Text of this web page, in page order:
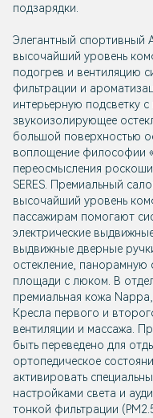
подзарядки.
Элегантный спортивный
высочайший уровень
подогрев и вентиляцию
фильтрации и
интерьерную подсветку
звукоизолирующее
большой поверхностью
воплощение философии
переосмысления
SERES. Премиальный
высочайший уровень
пассажирам помогают
электрические
выдвижные дверные
остекление,
площади с люком. В
премиальная кожа
Кресла первого и
вентиляции и массажа.
быть переведено для
ортопедическое
активировать
настройками света и
тонкой фильтрации